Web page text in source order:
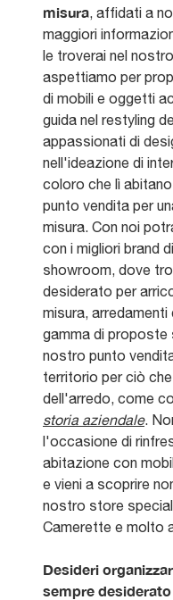
misura, affidati a
maggiori
le troverai nel
aspettiamo per
di mobili e oggetti
guida nel restyling
appassionati di
nell'ideazione di
coloro che lì
punto vendita per
misura. Con noi
con i migliori brand
showroom, dove
desiderato per
misura,
gamma di proposte
nostro punto
territorio per ciò
dell'arredo, come
storia aziendale.
l'occasione di
abitazione con
e vieni a scoprire
nostro store
Camerette e molto
Desideri
sempre